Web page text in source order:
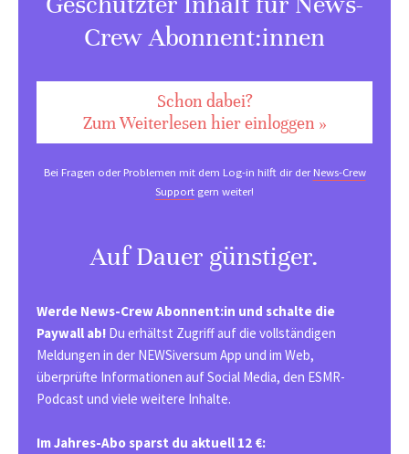
Crew Abonnent:innen
Schon dabei?
Zum Weiterlesen hier einloggen »
Bei Fragen oder Problemen mit dem Log-in hilft dir derNews-Crew
Support gern weiter!
Auf Dauer günstiger.
Werde News-Crew Abonnent:in und schalte die
Paywall ab! Du erhältst Zugriff auf die vollständigen
Meldungen in der NEWSiversum App und im Web,
überprüfte Informationen auf Social Media, den ESMR-
Podcast und viele weitere Inhalte.
Im Jahres-Abo sparst du aktuell 12 €: